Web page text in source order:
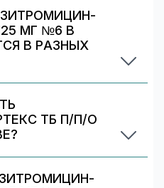
можно сравнить цены
МГ №6 В
В РАЗНЫХ
выбирайте самое
адресу/времени
ТБ П/П/О
получите